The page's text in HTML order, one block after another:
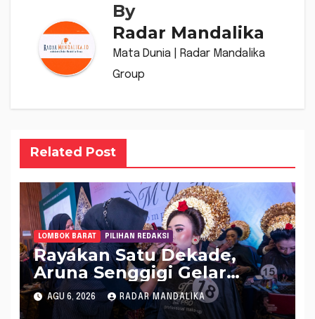
By
Radar Mandalika
Mata Dunia | Radar Mandalika
Group
Related Post
LOMBOK BARAT PILIHAN REDAKSI
Rayakan Satu Dekade,
Aruna Senggigi Gelar
Aruna Makeup Artist
Competition 2026
AGU 6, 2026 RADAR MANDALIKA